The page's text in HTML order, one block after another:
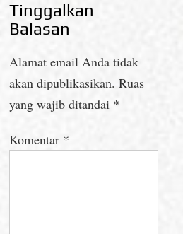
Tinggalkan
Balasan
Alamat email Anda tidak
akan dipublikasikan. Ruas
yang wajib ditandai *
Komentar *